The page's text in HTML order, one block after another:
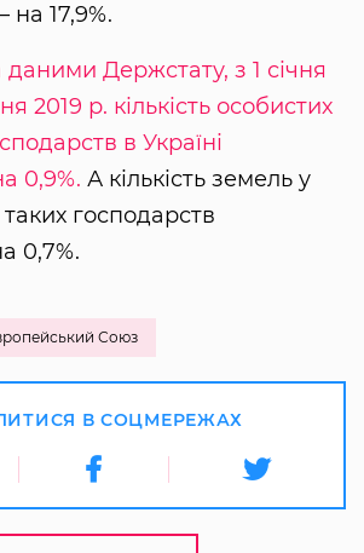
на 17,9%.
даними Держстату, з 1 січня
2019 р. кількість особистих
в Україні
0,9%. А кількість земель у
господарств
0,7%.
Союз
В СОЦМЕРЕЖАХ